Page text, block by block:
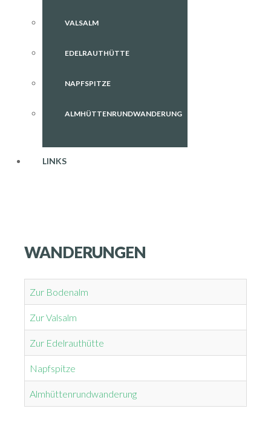
VALSALM
EDELRAUTHÜTTE
NAPFSPITZE
ALMHÜTTENRUNDWANDERUNG
LINKS
WANDERUNGEN
Zur Bodenalm
Zur Valsalm
Zur Edelrauthütte
Napfspitze
Almhüttenrundwanderung